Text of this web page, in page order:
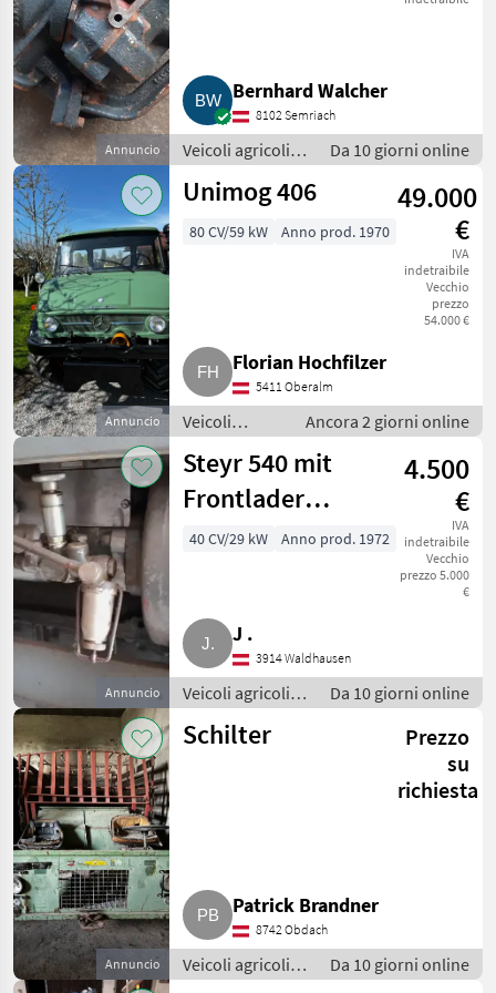
Annuncio
Bernhard Walcher
8102 Semriach
Veicoli agricoli a
motore / Carri a
motore
Da 10 giorni online
Annuncio
Unimog 406
49.000
€
IVA
indetraibile
Vecchio
prezzo
54.000 €
80 CV/59 kW Anno prod. 1970
Florian Hochfilzer
5411 Oberalm
Veicoli
agricoli a
motore /
Carri a
motore
Ancora 2 giorni online
Annuncio
Steyr 540 mit
Frontlader
Hydrak,
4.500
€
IVA
indetraibile
Vecchio
prezzo 5.000
€
40 CV/29 kW Anno prod. 1972
J .
3914 Waldhausen
Veicoli agricoli a
motore / Carri a
motore
Da 10 giorni online
Annuncio
Schilter
Prezzo
su
richiesta
Patrick Brandner
8742 Obdach
Veicoli agricoli a
motore / Carri a
Da 10 giorni online